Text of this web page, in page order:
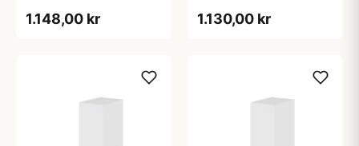
1.148,00 kr 1.130,00 kr